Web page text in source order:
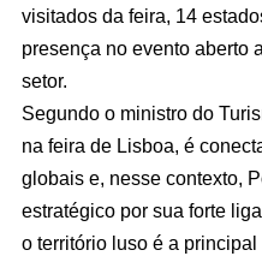
visitados da feira, 14
presença no evento aberto
setor.
Segundo o ministro do
na feira de Lisboa, é
globais e, nesse contexto,
estratégico por sua forte
o território luso é a